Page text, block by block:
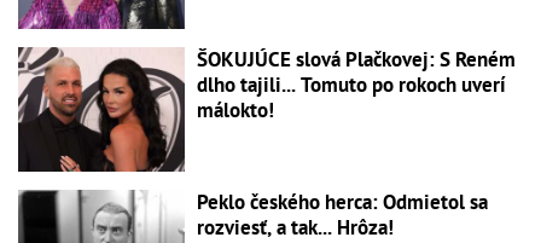
ŠOKUJÚCE slová Plačkovej: S Reném
dlho tajili... Tomuto po rokoch uverí
málokto!
Peklo českého herca: Odmietol sa
rozviesť, a tak... Hrôza!